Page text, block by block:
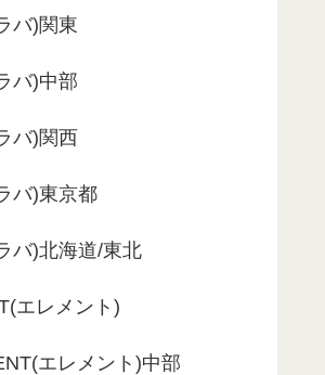
バ)関東
バ)中部
バ)関西
バ)東京都
バ)北海道/東北
エレメント)
エレメント)中部